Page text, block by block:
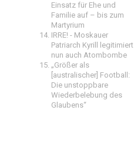
Einsatz für Ehe und
Familie auf – bis zum
Martyrium
IRRE! - Moskauer
Patriarch Kyrill legitimiert
nun auch Atombombe
„Größer als
[australischer] Football:
Die unstoppbare
Wiederbelebung des
Glaubens“